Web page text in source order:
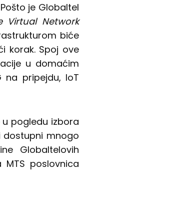
je Globaltel
Virtual Network
biće
korak. Spoj ove
u domaćim
na pripejdu, IoT
pogledu izbora
dostupni mnogo
Globaltelovih
poslovnica